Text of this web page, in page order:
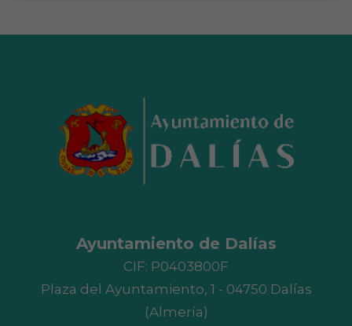
Ayuntamiento de Dalías
CIF: P0403800F
Plaza del Ayuntamiento, 1 - 04750 Dalías
(Almería)